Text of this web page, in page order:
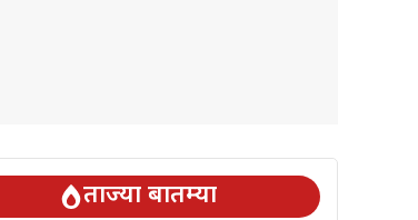
ताज्या बातम्या